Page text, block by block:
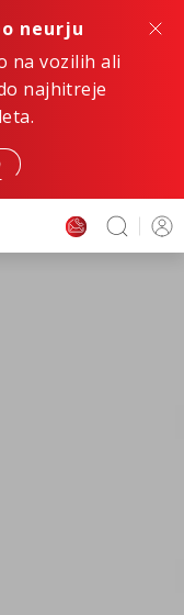
neurju
na vozilih ali
najhitreje